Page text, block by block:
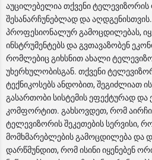
აუცილებელია თქვენი ტელევიზორის
შესანარჩუნებლად და
პროფესიონალურ გამოცდილებას,
ინსტრუმენტებს და გვთავაზობენ
რომლებიც გიხსნით ახალი
უხერხულობისგან. თქვენი
ტექნიკოსებს ანდობით, შეგიძლიათ
გასართობი სისტემის ეფექტურად და
კომფორტით. გახსოვდეთ, რომ
ტელევიზორის შეკეთების სერვისი,
მომხმარებლების გამოცდილება და
დარწმუნდით, რომ ისინი იყენებენ